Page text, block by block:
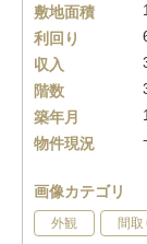
敷地面積
利回り
収入
階数
築年月
物件現況
画像カテゴリ
外観 間取